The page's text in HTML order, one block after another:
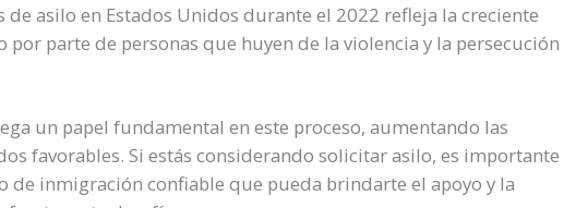
de asilo en Estados Unidos durante el 2022 refleja la creciente
parte de personas que huyen de la violencia y la persecución
un papel fundamental en este proceso, aumentando las
favorables. Si estás considerando solicitar asilo, es importante
de inmigración confiable que pueda brindarte el apoyo y la